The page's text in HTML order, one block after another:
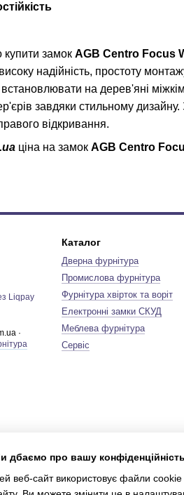
замок AGB Centro Focus
надійність, простоту
на дерев'яні
завдяки стильному
відкривання.
ціна на замок AGB Centro
·
Каталог
Дверна фурнітура
Промислова фурнітура
Фурнітура хвірток та воріт
Електронні замки СКУД
Меблева фурнітура
Сервіс
дбаємо про вашу конфіденційність
веб-сайт використовує файли cookie